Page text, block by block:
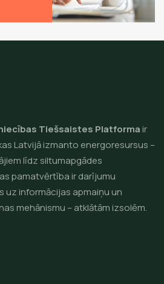
Tiešsaistes Platforma ir
Latvijā izmanto energoresursus –
līdz siltumapgādes
pamatvērtība ir darījumu
uz informācijas apmaiņu un
mehānismu – atklātām izsolēm.